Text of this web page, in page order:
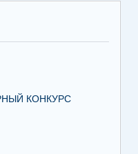
КОНКУРС